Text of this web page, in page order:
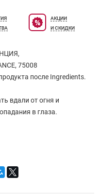
джентльменов
в 2009 году.
атмосферой
и
букета
стекла и
и металла.
- Aqua Cedre Blanc
АКЦИИ
И СКИДКИ
75008
после Ingredients.
вдали от огня и
в глаза.